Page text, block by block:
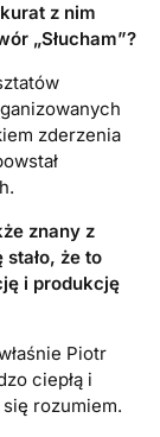
z nim
„Słucham”?
zderzenia
znany z
że to
i produkcję
Piotr
ciepłą i
rozumiem.